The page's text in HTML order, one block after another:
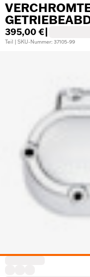
395,00 €
Teil | SKU-Nummer: 37105-99